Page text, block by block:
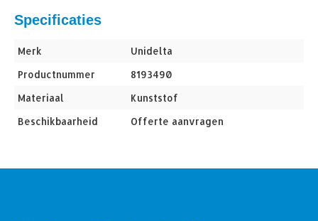
Specificaties
Merk
Unidelta
Productnummer
8193490
Materiaal
Kunststof
Beschikbaarheid
Offerte aanvragen